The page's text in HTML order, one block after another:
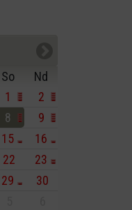
So
Nd
1
2
8
9
15
16
22
23
29
30